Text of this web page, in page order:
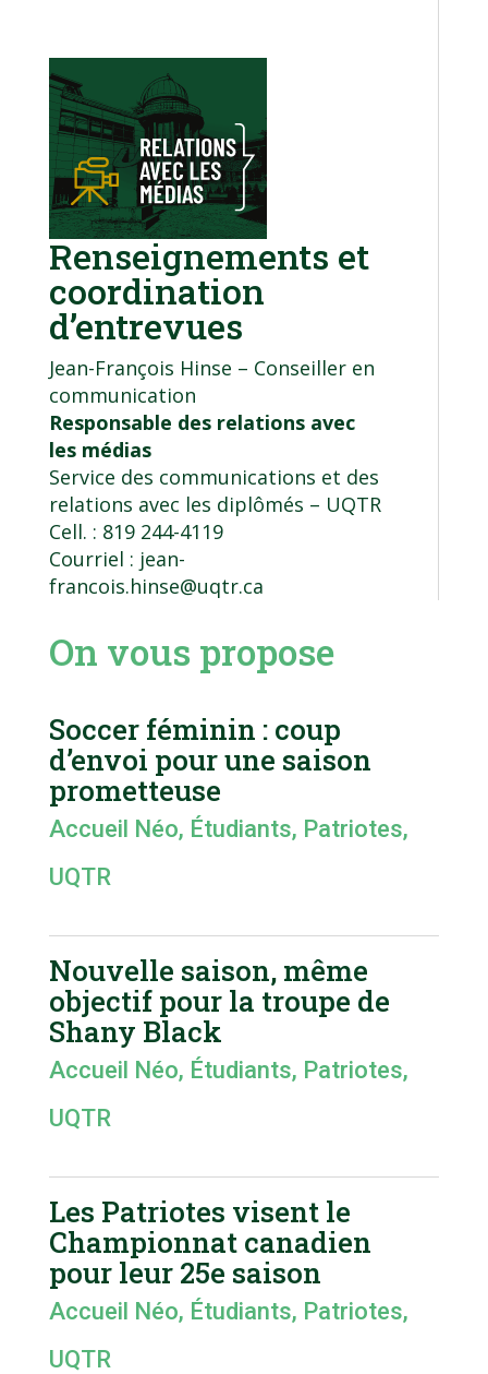
Renseignements et
coordination
d’entrevues
Jean-François Hinse – Conseiller en
communication
Responsable des relations avec
les médias
Service des communications et des
relations avec les diplômés – UQTR
Cell. : 819 244-4119
Courriel : jean-
francois.hinse@uqtr.ca
On vous propose
Soccer féminin : coup
d’envoi pour une saison
prometteuse
Accueil Néo, Étudiants, Patriotes,
UQTR
Nouvelle saison, même
objectif pour la troupe de
Shany Black
Accueil Néo, Étudiants, Patriotes,
UQTR
Les Patriotes visent le
Championnat canadien
pour leur 25e saison
Accueil Néo, Étudiants, Patriotes,
UQTR